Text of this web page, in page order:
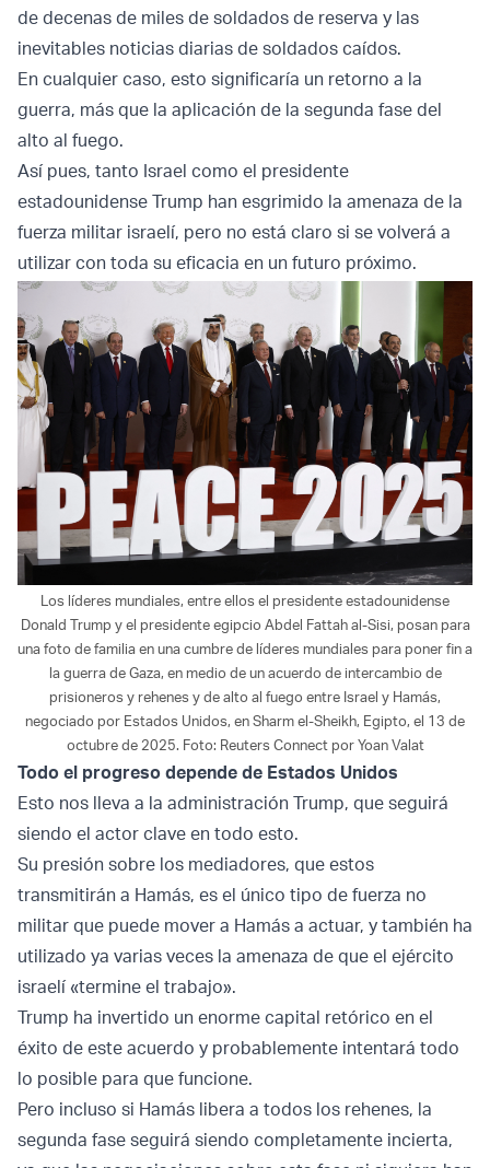
de decenas de miles de soldados de reserva y las
inevitables noticias diarias de soldados caídos.
En cualquier caso, esto significaría un retorno a la
guerra, más que la aplicación de la segunda fase del
alto al fuego.
Así pues, tanto Israel como el presidente
estadounidense Trump han esgrimido la amenaza de la
fuerza militar israelí, pero no está claro si se volverá a
utilizar con toda su eficacia en un futuro próximo.
Los líderes mundiales, entre ellos el presidente estadounidense
Donald Trump y el presidente egipcio Abdel Fattah al-Sisi, posan para
una foto de familia en una cumbre de líderes mundiales para poner fin a
la guerra de Gaza, en medio de un acuerdo de intercambio de
prisioneros y rehenes y de alto al fuego entre Israel y Hamás,
negociado por Estados Unidos, en Sharm el-Sheikh, Egipto, el 13 de
octubre de 2025. Foto: Reuters Connect por Yoan Valat
Todo el progreso depende de Estados Unidos
Esto nos lleva a la administración Trump, que seguirá
siendo el actor clave en todo esto.
Su presión sobre los mediadores, que estos
transmitirán a Hamás, es el único tipo de fuerza no
militar que puede mover a Hamás a actuar, y también ha
utilizado ya varias veces la amenaza de que el ejército
israelí «termine el trabajo».
Trump ha invertido un enorme capital retórico en el
éxito de este acuerdo y probablemente intentará todo
lo posible para que funcione.
Pero incluso si Hamás libera a todos los rehenes, la
segunda fase seguirá siendo completamente incierta,